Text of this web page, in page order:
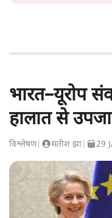
भारत–यूरोप
हालात से
विश्लेषण| सतीश झा 29